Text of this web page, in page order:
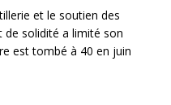
et le soutien des
de solidité a limité son
est tombé à 40 en juin